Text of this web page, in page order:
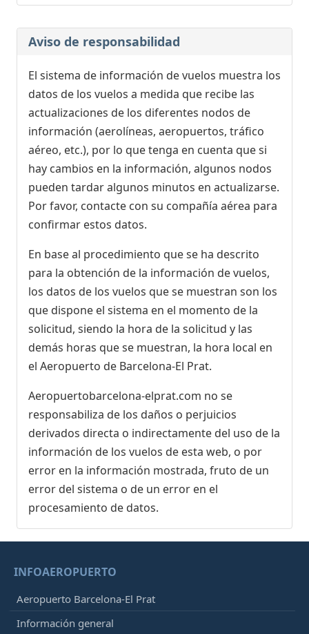
Aviso de responsabilidad
El sistema de información de vuelos muestra los
datos de los vuelos a medida que recibe las
actualizaciones de los diferentes nodos de
información (aerolíneas, aeropuertos, tráfico
aéreo, etc.), por lo que tenga en cuenta que si
hay cambios en la información, algunos nodos
pueden tardar algunos minutos en actualizarse.
Por favor, contacte con su compañía aérea para
confirmar estos datos.
En base al procedimiento que se ha descrito
para la obtención de la información de vuelos,
los datos de los vuelos que se muestran son los
que dispone el sistema en el momento de la
solicitud, siendo la hora de la solicitud y las
demás horas que se muestran, la hora local en
el Aeropuerto de Barcelona-El Prat.
Aeropuertobarcelona-elprat.com no se
responsabiliza de los daños o perjuicios
derivados directa o indirectamente del uso de la
información de los vuelos de esta web, o por
error en la información mostrada, fruto de un
error del sistema o de un error en el
procesamiento de datos.
INFOAEROPUERTO
Aeropuerto Barcelona-El Prat
Información general